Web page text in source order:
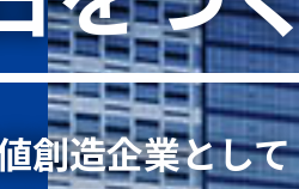
創造企業として